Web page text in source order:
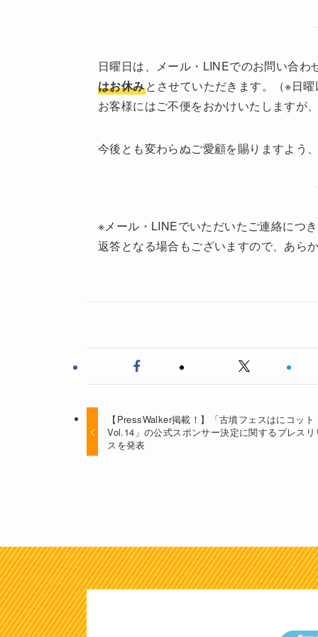
日曜日は、メール・LINEでのお問い合
はお休みとさせていただきます。（※日
お客様にはご不便をおかけいたしますが
今後とも変わらぬご愛顧を賜りますよう
※メール・LINEでいただいたご連絡につ
返答となる場合もございますので、あら
【PressWalker掲載！】「古墳フェスはにコット
Vol.14」の公式スポンサー決定に関するプレスリ
スを発表